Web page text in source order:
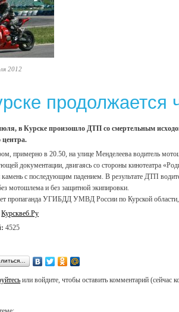
2012
продолжается
в Курске произошло ДТП со смертельным
центра.
примерно в 20.50, на улице Менделеева водитель
документации, двигаясь со стороны кинотеатра
с последующим падением. В результате ДТП
мотошлема и без защитной экипировки.
пропаганда УГИБДД УМВД России по Курской
Курсквеб.Ру
4525
или войдите, чтобы оставить комментарий (сейчас